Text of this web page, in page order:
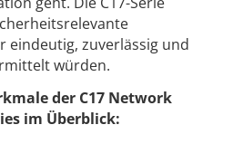
eindeutig, zuverlässig und
würden.
der C17 Network
im Überblick: